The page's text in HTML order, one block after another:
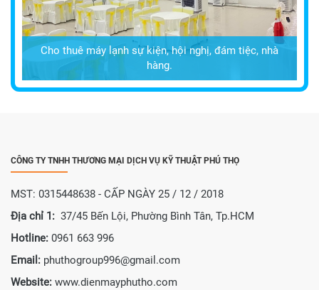
Cho thuê máy lạnh sự kiện, hội nghị, đám tiệc, nhà
hàng.
CÔNG TY TNHH THƯƠNG MẠI DỊCH VỤ KỸ THUẬT PHÚ THỌ
MST: 0315448638 - CẤP NGÀY 25 / 12 / 2018
Địa chỉ 1: 37/45 Bến Lội, Phường Bình Tân, Tp.HCM
Hotline: 0961 663 996
Email: phuthogroup996@gmail.com
Website: www.dienmayphutho.com